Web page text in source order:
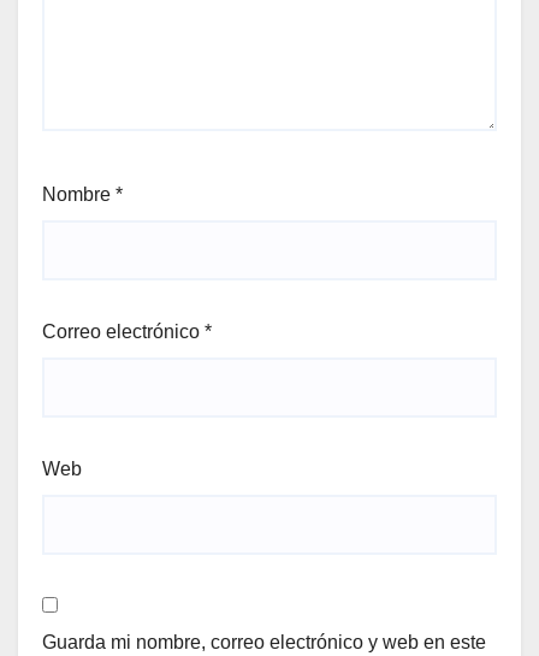
Nombre *
Correo electrónico *
Web
Guarda mi nombre, correo electrónico y web en este